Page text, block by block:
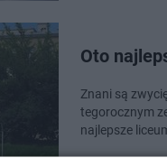
Oto
Znani są
tegorocznym
najlepsze